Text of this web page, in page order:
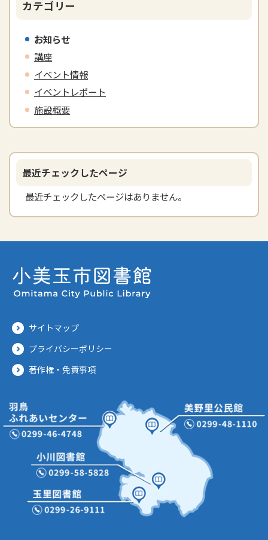
カテゴリー
お知らせ
講座
イベント情報
イベントレポート
施設概要
最近チェックしたページ
最近チェックしたページはありません。
サイトマップ
プライバシーポリシー
著作権・免責事項